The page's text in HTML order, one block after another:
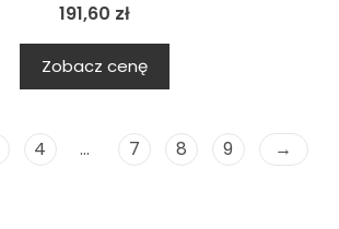
191,60 zł
Zobacz cenę
4 … 7 8 9 →